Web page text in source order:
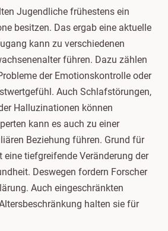
Jugendliche frühestens ein
besitzen. Das ergab eine aktuelle
kann zu verschiedenen
führen. Dazu zählen
der Emotionskontrolle oder
Auch Schlafstörungen,
Halluzinationen können
kann es auch zu einer
Beziehung führen. Grund für
eine tiefgreifende Veränderung der
Deswegen fordern Forscher
Auch eingeschränkten
halten sie für